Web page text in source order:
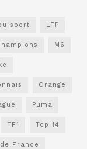
sport LFP
M6
Orange
Puma
TF1 Top 14
France